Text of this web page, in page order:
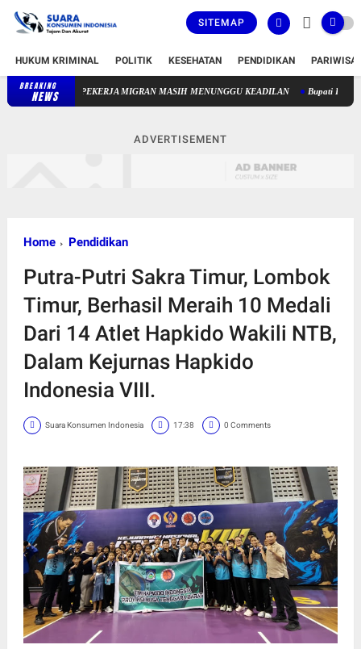
SITEMAP
HUKUM KRIMINAL POLITIK KESEHATAN PENDIDIKAN
BREAKING
NEWS 81 TAHUN MERDEKA, GURU PAUD NONFORMAL DAN PEKERJA
ADVERTISEMENT
Home Pendidikan
Putra-Putri Sakra Timur, Lombok
Timur, Berhasil Meraih 10 Medali
Dari 14 Atlet Hapkido Wakili NTB,
Dalam Kejurnas Hapkido
Indonesia VIII.
Suara Konsumen Indonesia 17:38 0 Comments